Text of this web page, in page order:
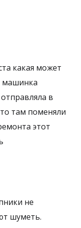
какая может
машинка
в
там поменяли
этот
не
шуметь.